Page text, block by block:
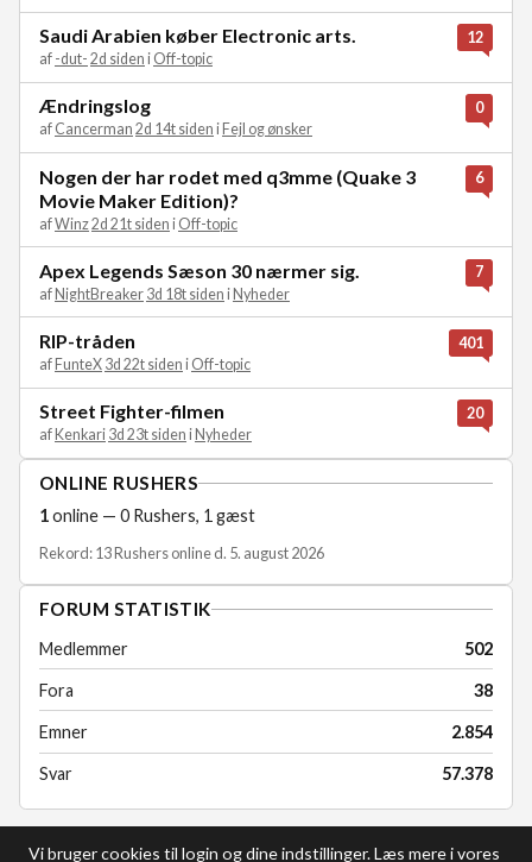
Saudi Arabien køber Electronic arts.
af -dut- 2d siden i Off-topic
12
Ændringslog
af Cancerman 2d 14t siden i Fejl og ønsker
0
Nogen der har rodet med q3mme (Quake 3
Movie Maker Edition)?
afWinz2d 21t siden i Off-topic
6
Apex Legends Sæson 30 nærmer sig.
af NightBreaker 3d 18t siden i Nyheder
7
RIP-tråden
af FunteX 3d 22t siden i Off-topic
401
Street Fighter-filmen
af Kenkari 3d 23t siden i Nyheder
20
ONLINE RUSHERS
1online — 0 Rushers, 1 gæst
Rekord: 13 Rushers online d. 5. august 2026
FORUM STATISTIK
Medlemmer 502
Fora 38
Emner 2.854
Svar 57.378
Vi bruger cookies til login og dine indstillinger. Læs mere i vores